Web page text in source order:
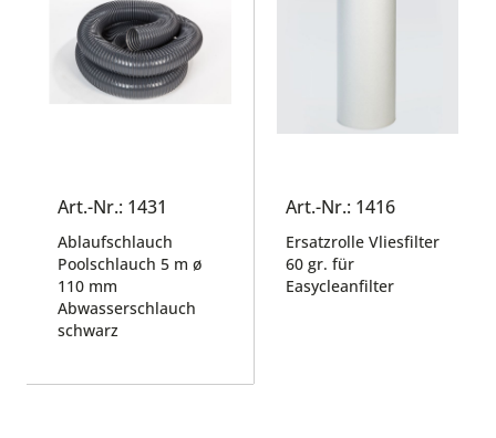
Art.-Nr.: 1431
Ablaufschlauch
Poolschlauch 5 m ø
110 mm
Abwasserschlauch
schwarz
Art.-Nr.: 1416
Ersatzrolle Vliesfilter
60 gr. für
Easycleanfilter